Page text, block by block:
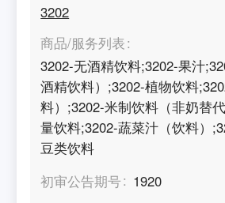
3202
商品/服务列表
3202-无酒精饮料;3202-果汁
酒精饮料）;3202-植物饮料
料）;3202-米制饮料（非奶替
量饮料;3202-蔬菜汁（饮料）
豆类饮料
初审公告期号
1920